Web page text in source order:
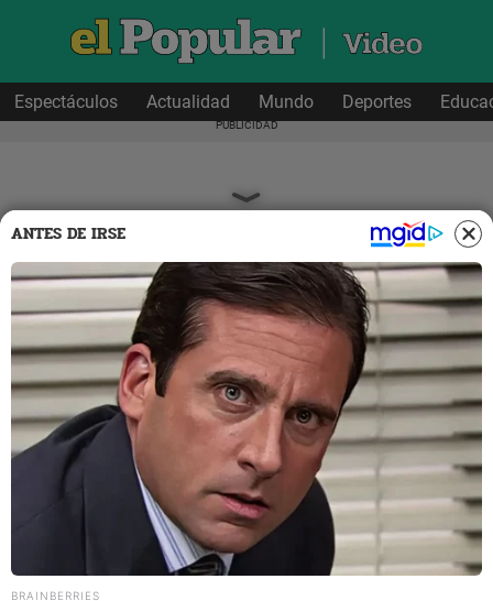
Espectáculos Actualidad Mundo Deportes
Videos
ANTES DE IRSE